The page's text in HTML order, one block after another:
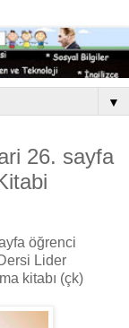
▼
26. sayfa
öğrenci
Lider
kitabı (çk)